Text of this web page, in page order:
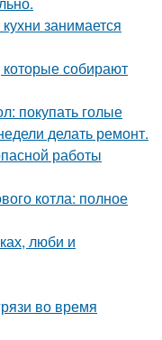
занимается
собирают
покупать голые
делать ремонт.
работы
котла: полное
люби и
во время